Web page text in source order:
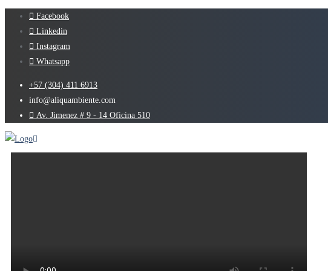
Facebook
Linkedin
Instagram
Whatsapp
+57 (304) 411 6913
info@aliquambiente.com
Av. Jimenez # 9 - 14 Oficina 510